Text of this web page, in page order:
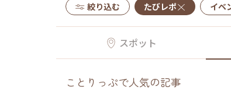
絞り込む たびレポ イベ
スポット
ことりっぷで人気の記事